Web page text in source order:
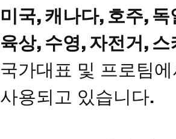
미국, 캐나다, 호주,
육상, 수영, 자전거,
국가대표 및 프로팀에
사용되고 있습니다.